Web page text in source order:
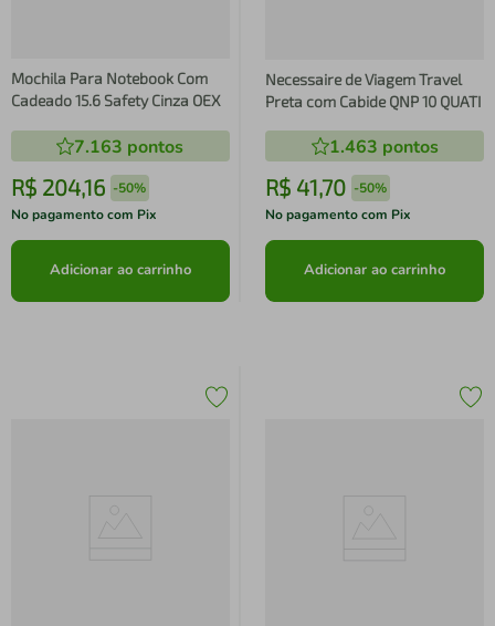
Mochila Para Notebook Com
Cadeado 15.6 Safety Cinza OEX
7.163 pontos
R$ 204,16 -50%
No pagamento com Pix
Adicionar ao carrinho
Necessaire de Viagem Travel
Preta com Cabide QNP 10 QUATI
1.463 pontos
R$ 41,70 -50%
No pagamento com Pix
Adicionar ao carrinho